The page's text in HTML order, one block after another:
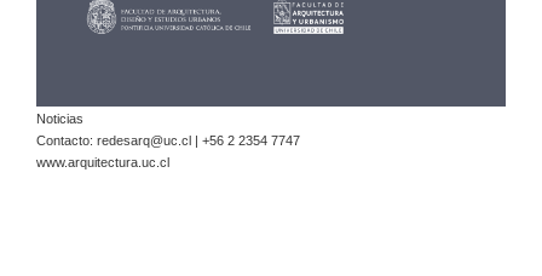
Noticias
Contacto: redesarq@uc.cl
| +56 2 2354 7747
www.arquitectura.uc.cl